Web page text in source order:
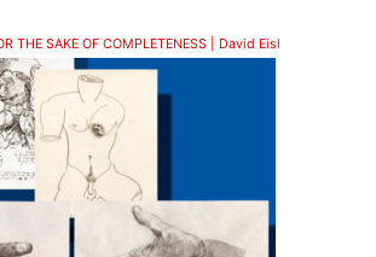
THE SAKE OF COMPLETENESS | David Eisl